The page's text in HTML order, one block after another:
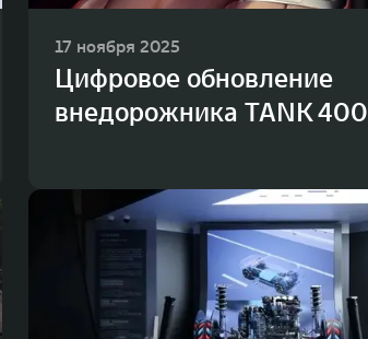
17 ноября 2025
Цифровое обновление
внедорожника TANK 400